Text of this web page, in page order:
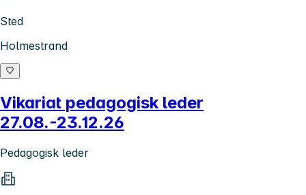
Sted
Holmestrand
Vikariat pedagogisk leder
27.08.-23.12.26
Pedagogisk leder